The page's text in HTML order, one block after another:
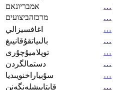
אמבריונאם
…
מרכזהביצועים
…
اغافسيزالي
…
بالىياتقۇقانيىغ
…
توپلاميۇچۇرى
…
دستمالگردن
…
سۇبياراخنويىديا
…
قايتايىشلەنگەنن
…